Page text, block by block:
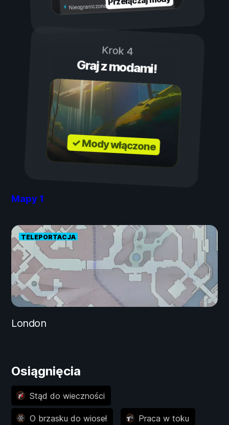
Nieograniczona wytrzymałość
Krok 4
Graj z modami!
✓ Mody włączone
Mapy 1
TELEPORTACJA
London
Osiągnięcia
Stąd do wieczności
O brzasku do wioseł Praca w toku